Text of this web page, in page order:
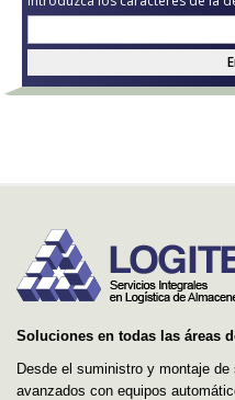
Soluciones en todas las áreas
Desde el suministro y montaje
avanzados con equipos